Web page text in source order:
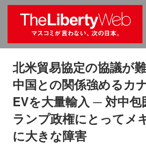
北米貿易協定の協議が難
中国との関係強めるカ
EVを大量輸入 ─ 対中包
ランプ政権にとってメ
に大きな障害